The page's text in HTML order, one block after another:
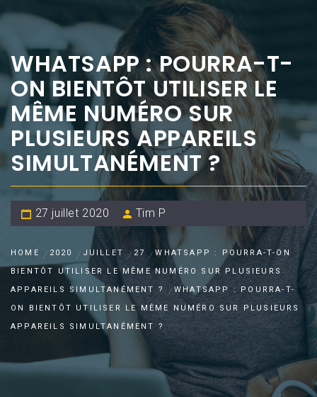
WHATSAPP : POURRA-T-
ON BIENTÔT UTILISER LE
MÊME NUMÉRO SUR
PLUSIEURS APPAREILS
SIMULTANÉMENT ?
27 juillet 2020 Tim P
HOME 2020 JUILLET 27
WHATSAPP : POURRA-T-ON
BIENTÔT UTILISER LE MÊME NUMÉRO SUR PLUSIEURS
APPAREILS SIMULTANÉMENT ?
WHATSAPP : POURRA-T-
ON BIENTÔT UTILISER LE MÊME NUMÉRO SUR PLUSIEURS
APPAREILS SIMULTANÉMENT ?